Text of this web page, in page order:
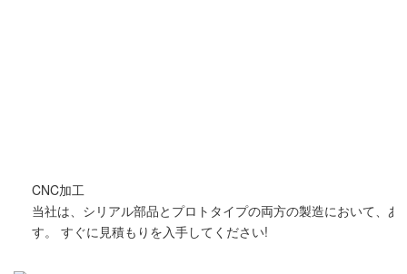
CNC加工
当社は、シリアル部品とプロトタイプの両方の製造において、
す。 すぐに見積もりを入手してください!